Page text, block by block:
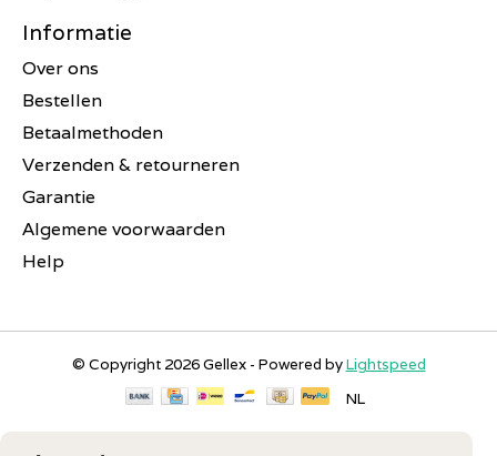
Informatie
Over ons
Bestellen
Betaalmethoden
Verzenden & retourneren
Garantie
Algemene voorwaarden
Help
© Copyright 2026 Gellex - Powered byLightspeed
NL